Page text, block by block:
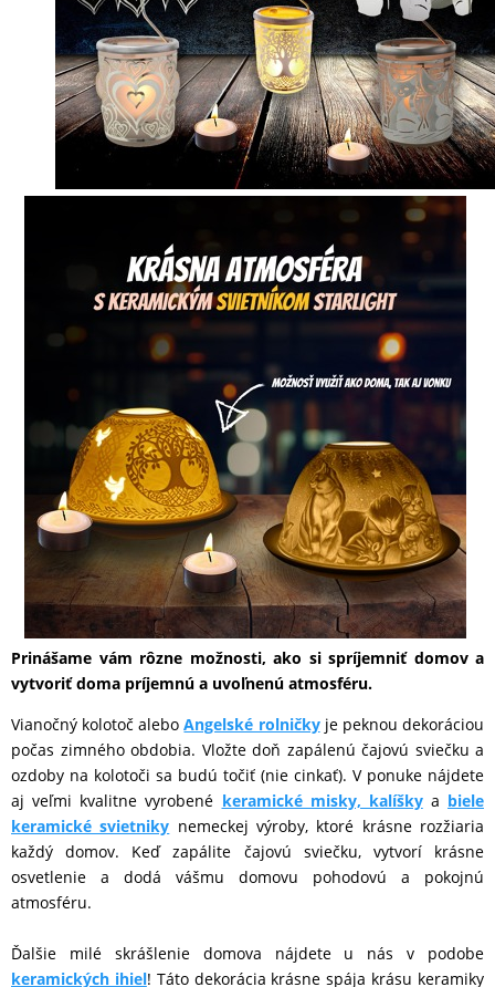
PRÍSLUŠENSTVO
TABLETY
PC
DOMÁCNOSŤ
POPSOCKETY
SMART
A
PRÍSLUŠENSTVO
TV,
FOTO,
AUDIO-
Prinášame vám rôzne možnosti, ako si spríjemniť domov a
vytvoriť doma príjemnú a uvoľnenú atmosféru.
Vianočný kolotoč aleboAngelské rolničkyje peknou dekoráciou
počas zimného obdobia. Vložte doň zapálenú čajovú sviečku a
ozdoby na kolotoči sa budú točiť (nie cinkať). V ponuke nájdete
aj veľmi kvalitne vyrobené keramické misky, kalíškya biele
keramické svietniky nemeckej výroby, ktoré krásne rozžiaria
každý domov. Keď zapálite čajovú sviečku, vytvorí krásne
osvetlenie a dodá vášmu domovu pohodovú a pokojnú
atmosféru.
Ďalšie milé skrášlenie domova nájdete u nás v podobe
keramických ihiel! Táto dekorácia krásne spája krásu keramiky